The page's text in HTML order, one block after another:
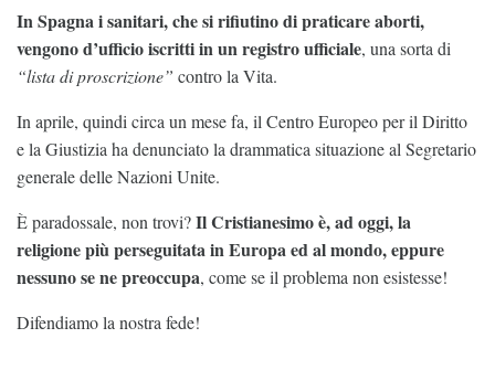
In Spagna i sanitari, che si rifiutino di praticare aborti,
vengono d’ufficio iscritti in un registro ufficiale, una sorta di
“lista di proscrizione” contro la Vita.
In aprile, quindi circa un mese fa, il Centro Europeo per il Diritto
e la Giustizia ha denunciato la drammatica situazione al Segretario
generale delle Nazioni Unite.
È paradossale, non trovi?Il Cristianesimo è, ad oggi, la
religione più perseguitata in Europa ed al mondo, eppure
nessuno se ne preoccupa, come se il problema non esistesse!
Difendiamo la nostra fede!